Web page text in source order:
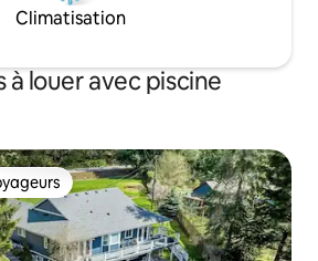
Climatisation
à louer avec piscine
parmi les plus aimés